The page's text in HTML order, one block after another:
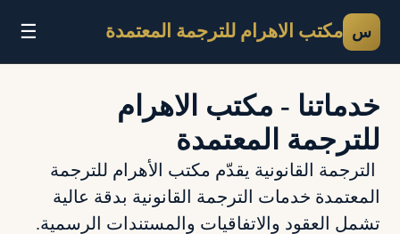
س مكتب الاهرام للترجمة المعتمدة ☰
خدماتنا - مكتب الاهرام
للترجمة المعتمدة
الترجمة القانونية يقدّم مكتب الأهرام للترجمة
المعتمدة خدمات الترجمة القانونية بدقة عالية
تشمل العقود والاتفاقيات والمستندات الرسمية.